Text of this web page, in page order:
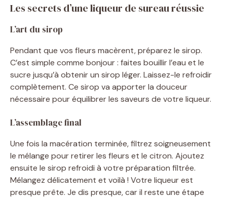
Les secrets d’une liqueur de sureau réussie
L’art du sirop
Pendant que vos fleurs macèrent, préparez le sirop.
C’est simple comme bonjour : faites bouillir l’eau et le
sucre jusqu’à obtenir un sirop léger. Laissez-le refroidir
complètement. Ce sirop va apporter la douceur
nécessaire pour équilibrer les saveurs de votre liqueur.
L’assemblage final
Une fois la macération terminée, filtrez soigneusement
le mélange pour retirer les fleurs et le citron. Ajoutez
ensuite le sirop refroidi à votre préparation filtrée.
Mélangez délicatement et voilà ! Votre liqueur est
presque prête. Je dis presque, car il reste une étape